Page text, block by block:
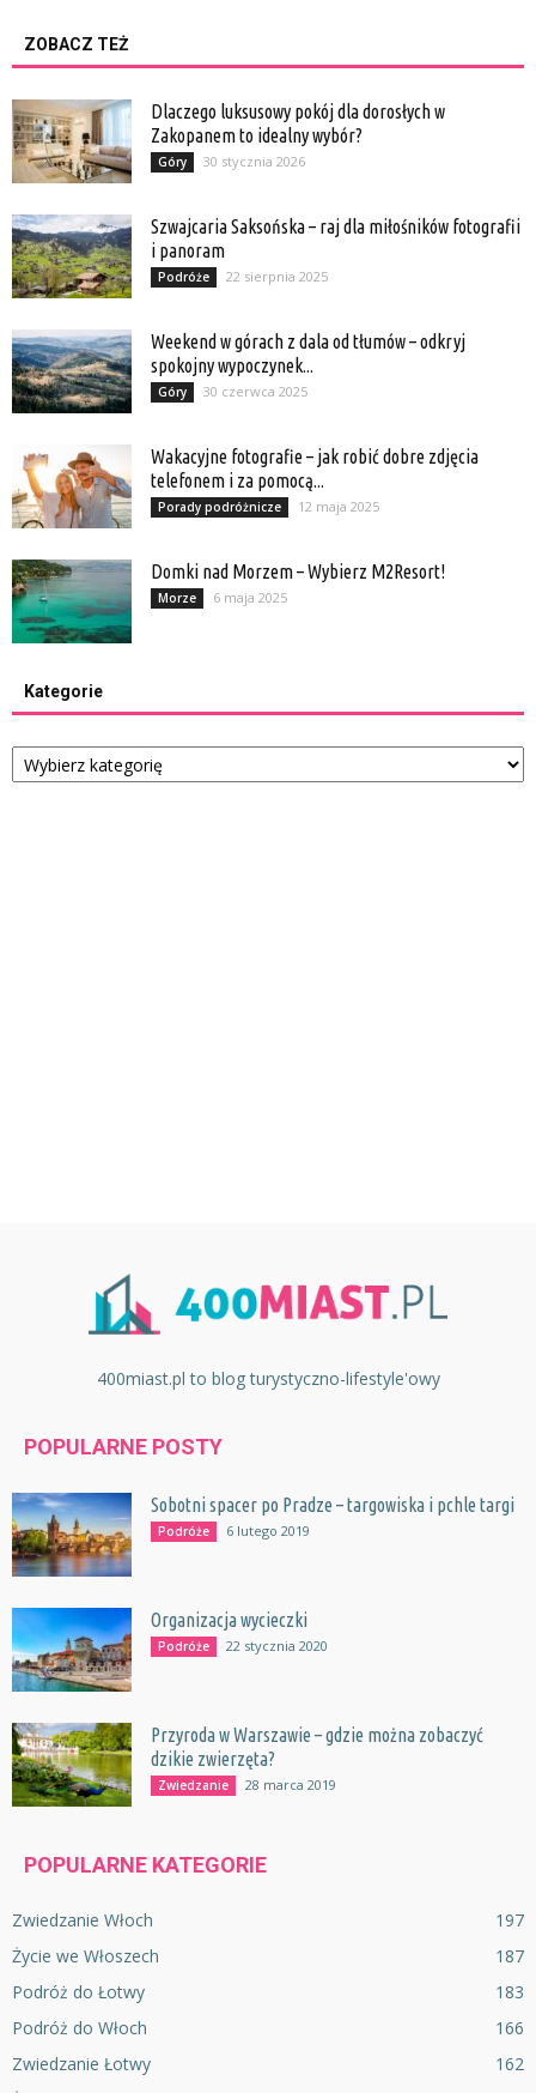
ZOBACZ TEŻ
Dlaczego luksusowy pokój dla dorosłych w
Zakopanem to idealny wybór?
Góry 30 stycznia 2026
Szwajcaria Saksońska – raj dla miłośników fotografii
i panoram
Podróże 22 sierpnia 2025
Weekend w górach z dala od tłumów – odkryj
spokojny wypoczynek...
Góry 30 czerwca 2025
Wakacyjne fotografie – jak robić dobre zdjęcia
telefonem i za pomocą...
Porady podróżnicze 12 maja 2025
Domki nad Morzem – Wybierz M2Resort!
Morze 6 maja 2025
Kategorie
Kategorie
400miast.pl to blog turystyczno-lifestyle'owy
POPULARNE POSTY
Sobotni spacer po Pradze – targowiska i pchle targi
Podróże 6 lutego 2019
Organizacja wycieczki
Podróże 22 stycznia 2020
Przyroda w Warszawie – gdzie można zobaczyć
dzikie zwierzęta?
Zwiedzanie 28 marca 2019
POPULARNE KATEGORIE
Zwiedzanie Włoch
197
Życie we Włoszech
187
Podróż do Łotwy
183
Podróż do Włoch
166
Zwiedzanie Łotwy
162